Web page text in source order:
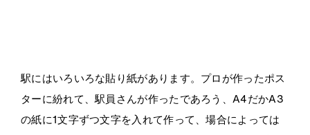
駅にはいろいろな貼り紙があります。プロが作ったポス
ターに紛れて、駅員さんが作ったであろう、 A4だかA3
の紙に1文字ずつ文字を入れて作って、場合によっては